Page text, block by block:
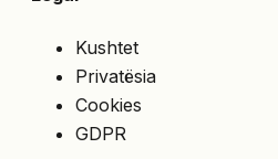
Kushtet
Privatësia
Cookies
GDPR